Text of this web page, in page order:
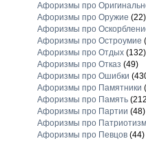
Афоризмы про
Афоризмы про Оружие (22)
Афоризмы про
Афоризмы про Остроумие
Афоризмы про Отдых(132)
Афоризмы про Отказ (49)
Афоризмы про Ошибки
Афоризмы про Памятники
Афоризмы про Память
Афоризмы про Партии (48)
Афоризмы про Патриотизм
Афоризмы про Певцов(44)